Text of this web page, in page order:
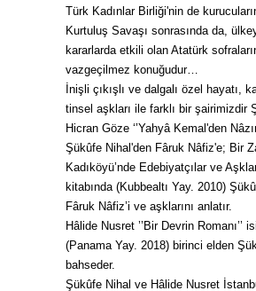
Türk Kadınlar Birliği'nin de
Kurtuluş Savaşı sonrasında da,
kararlarda etkili olan Atatürk
vazgeçilmez konuğudur…
İnişli çıkışlı ve dalgalı özel hayatı,
tinsel aşkları ile farklı bir şairimizdir
Hicran Göze ‘’Yahyâ Kemal'den
Şükûfe Nihal'den Fâruk Nâfiz'e; Bir
Kadıköyü’nde Edebiyatçılar ve
kitabında (Kubbealtı Yay. 2010)
Fâruk Nâfiz’i ve aşklarını anlatır.
Hâlide Nusret ’’Bir Devrin Romanı’’
(Panama Yay. 2018) birinci elden
bahseder.
Şükûfe Nihal ve Hâlide Nusret